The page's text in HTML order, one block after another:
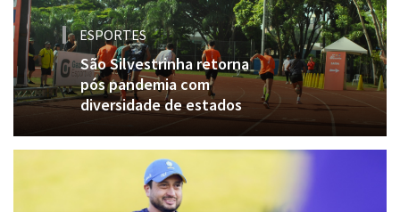
ESPORTES
São Silvestrinha retorna
pós pandemia com
diversidade de estados